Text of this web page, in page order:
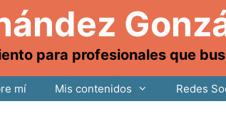
para profesionales que
mí Mis contenidos Redes